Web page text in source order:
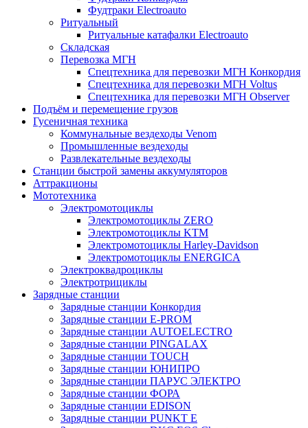
Фудтраки Electroauto
Ритуальный
Ритуальные катафалки Electroauto
Складская
Перевозка МГН
Спецтехника для перевозки МГН Конкордия
Спецтехника для перевозки МГН Voltus
Спецтехника для перевозки МГН Observer
Подъём и перемещение грузов
Гусеничная техника
Коммунальные вездеходы Venom
Промышленные вездеходы
Развлекательные вездеходы
Станции быстрой замены аккумуляторов
Аттракционы
Мототехника
Электромотоциклы
Электромотоциклы ZERO
Электромотоциклы KTM
Электромотоциклы Harley-Davidson
Электромотоциклы ENERGICA
Электроквадроциклы
Электротрициклы
Зарядные станции
Зарядные станции Конкордия
Зарядные станции E-PROM
Зарядные станции AUTOELECTRO
Зарядные станции PINGALAX
Зарядные станции TOUCH
Зарядные станции ЮНИПРО
Зарядные станции ПАРУС ЭЛЕКТРО
Зарядные станции ФОРА
Зарядные станции EDISON
Зарядные станции PUNKT E